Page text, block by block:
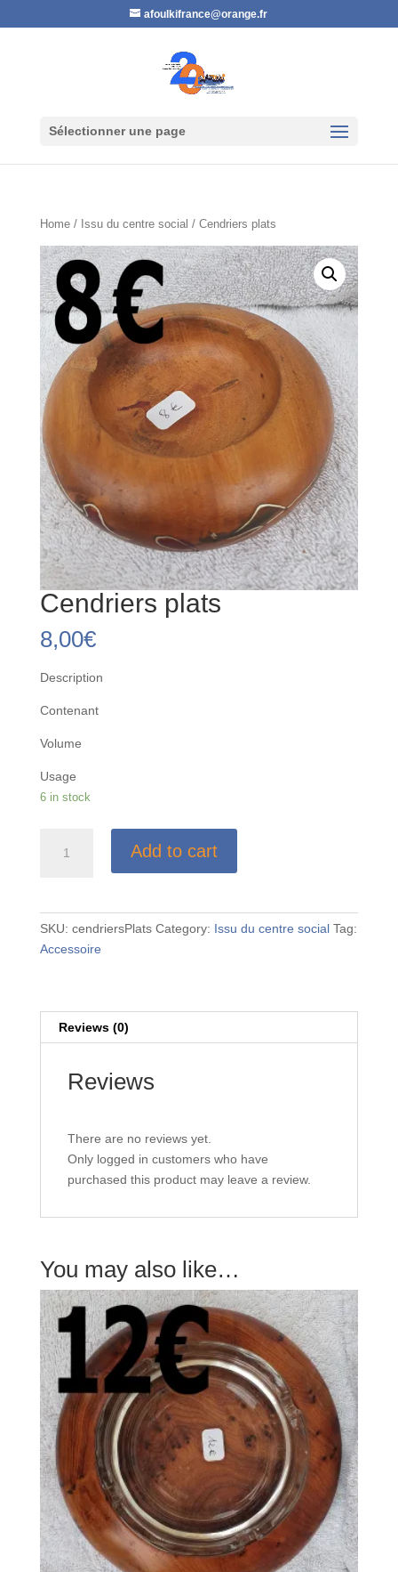
afoulkifrance@orange.fr
Sélectionner une page
Home/ Issu du centre social / Cendriers plats
Cendriers plats
8,00€
Description
Contenant
Volume
Usage
6 in stock
plats
Add to cart
SKU: cendriersPlats Category: Issu du centre social Tag:
Accessoire
Reviews (0)
Reviews
There are no reviews yet.
Only logged in customers who have
purchased this product may leave a review.
You may also like…